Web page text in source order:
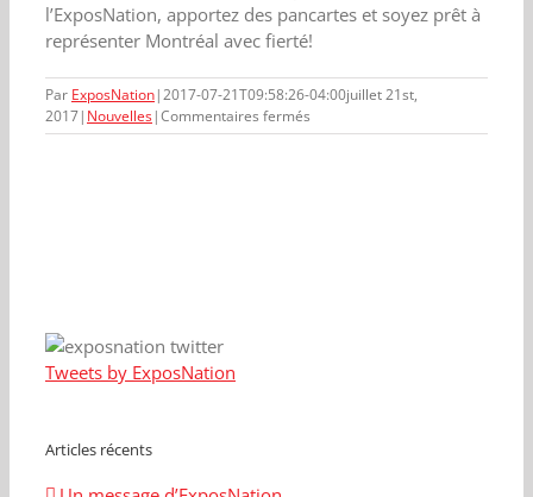
l’ExposNation, apportez des pancartes et soyez prêt à
représenter Montréal avec fierté!
Par ExposNation|2017-07-21T09:58:26-04:00juillet 21st,
2017| Nouvelles|Commentaires fermés
Rappels
Tweets by ExposNation
Articles récents